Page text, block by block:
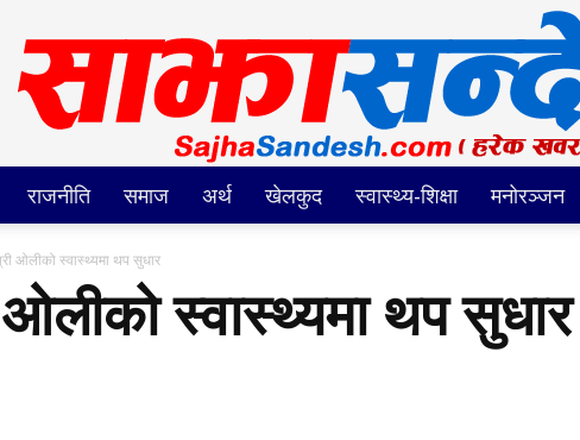
राजनीति समाज अर्थ खेलकुद स्वास्थ्य-शिक्षा मनोरञ्जन
ओलीको स्वास्थ्यमा थप सुधार
ओलीको स्वास्थ्यमा थप सुधार